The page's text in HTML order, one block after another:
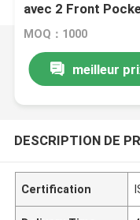
avec 2 Front
MOQ：1000
meilleur
DESCRIPTION DE
Certification